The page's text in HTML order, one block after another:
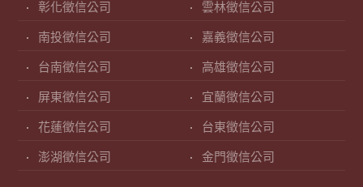
彰化徵信公司 雲林徵信公司
南投徵信公司 嘉義徵信公司
台南徵信公司 高雄徵信公司
屏東徵信公司 宜蘭徵信公司
花蓮徵信公司 台東徵信公司
澎湖徵信公司 金門徵信公司